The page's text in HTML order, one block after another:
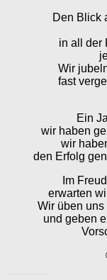
Den Blick
in all der
Wir
fast
Ein
wir haben
wir
den Erfolg
Im
erwarten
Wir üben
und geben